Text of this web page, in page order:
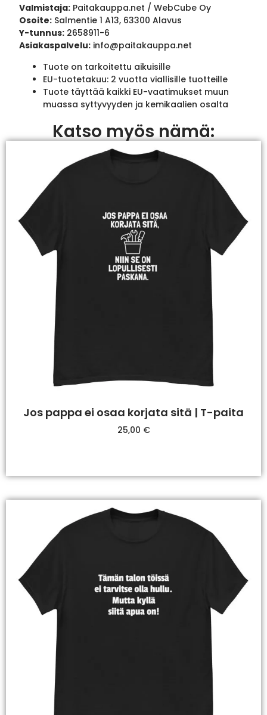
Valmistaja: Paitakauppa.net / WebCube Oy
Osoite: Salmentie 1 A13, 63300 Alavus
Y-tunnus: 2658911-6
Asiakaspalvelu: info@paitakauppa.net
Tuote on tarkoitettu aikuisille
EU-tuotetakuu: 2 vuotta viallisille tuotteille
Tuote täyttää kaikki EU-vaatimukset muun
muassa syttyvyyden ja kemikaalien osalta
Katso myös nämä:
Jos pappa ei osaa korjata sitä | T-paita
25,00 €